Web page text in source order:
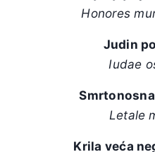
Honores
Judin
Iudae
Letale
Krila veća